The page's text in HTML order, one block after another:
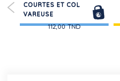
COURTES ET COL
VAREUSE
112,00 TND